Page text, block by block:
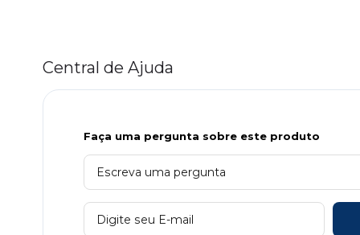
Central de Ajuda
Faça uma pergunta sobre este produto